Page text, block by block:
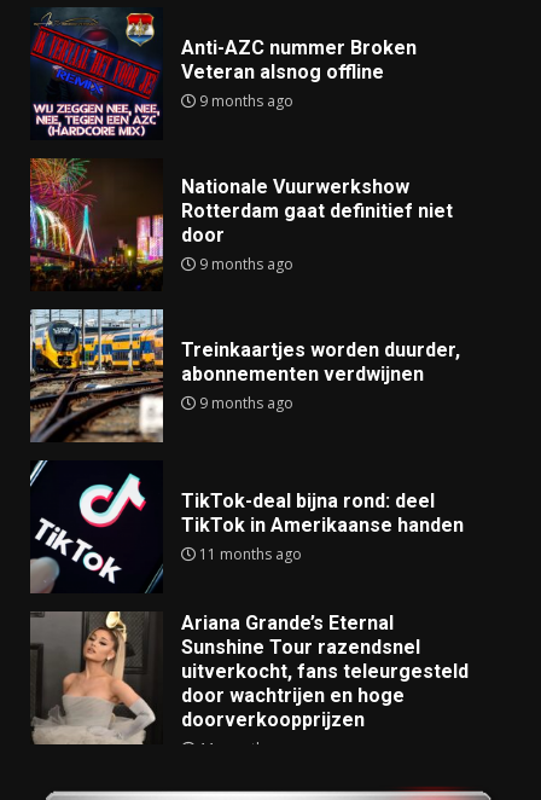
Anti-AZC nummer Broken
Veteran alsnog offline
9 months ago
Nationale Vuurwerkshow
Rotterdam gaat definitief niet
door
9 months ago
Treinkaartjes worden duurder,
abonnementen verdwijnen
9 months ago
TikTok-deal bijna rond: deel
TikTok in Amerikaanse handen
11 months ago
Ariana Grande’s Eternal
Sunshine Tour razendsnel
uitverkocht, fans teleurgesteld
door wachtrijen en hoge
doorverkoopprijzen
11 months ago